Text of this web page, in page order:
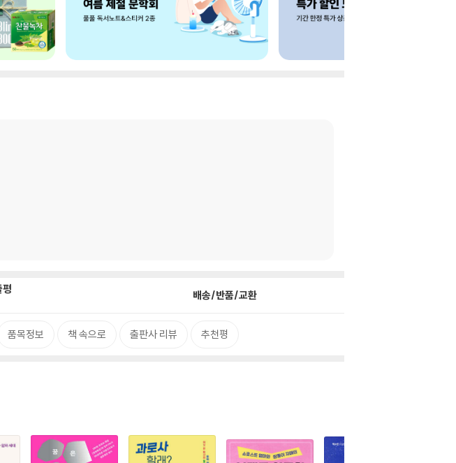
배송/반품/교환
품목정보 책 속으로 출판사 리뷰 추천평